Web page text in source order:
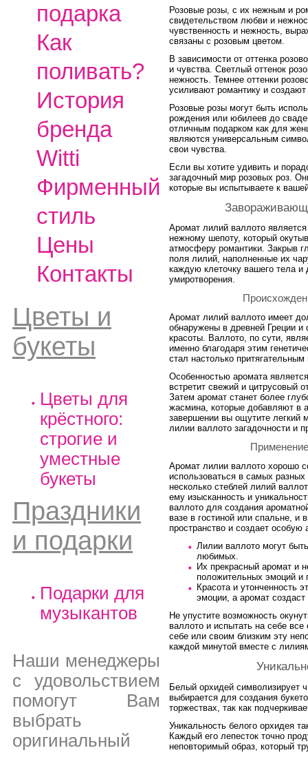
подарка
Как
поливать?
История
бренда
Witti
Фирменный
стиль
Цены
Контакты
Цветы и
букеты
Цветы для
крёстного:
строгие и
уместные
букеты
Праздники
и подарки
Подарки для
музыкантов
Наши менеджеры
с удовольствием
помогут Вам
выбрать
оригинальный
Розовые розы, с их нежным и
свидетельством любви и
чувственность и нежность,
связаны с розовым цветом.
В зависимости от оттенка
и чувства. Светлый оттенок
нежность. Темнее оттенки
усиливают романтику и
Розовые розы могут быть
рождения или юбилеев до
отличным подарком как для
являются универсальным
свои чувства.
Если вы хотите удивить и
загадочный мир розовых роз.
которые вы испытываете к
Аромат лилий валлото
нежному шепоту, который
атмосферу романтики. Закрыв
поля лилий, наполненные их
каждую клеточку вашего тела
умиротворения.
Аромат лилий валлото имеет
обнаружены в древней Греции и
красоты. Валлото, по сути,
именно благодаря этим
стал настолько
Особенностью аромата
встретит свежий и цитрусовый
Затем аромат станет более
жасмина, которые добавляют в
завершении вы ощутите легкий
лилии валлото загадочности и
Аромат лилии валлото хорошо
использоваться в самых
несколько стеблей лилий
ему изысканность и
валлото для создания
вазе в гостиной или спальне, и
пространство и создает
Лилии валлото могут
любимых.
Их прекрасный аромат и
положительных эмоций и
Красота и утонченность
эмоции, а аромат
Не упустите возможность
валлото и испытать на себе все
себе или своим близким эту
каждой минутой вместе с
Белый орхидей символизирует
выбирается для создания
торжествах, так как
Уникальность белого орхидея
Каждый его лепесток точно
неповторимый образ, который